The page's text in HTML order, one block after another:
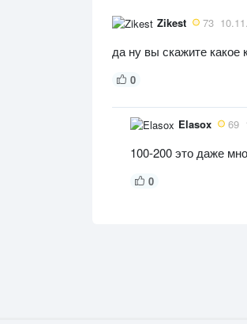
Zikest 73
да ну вы скажите какое
0
Elasox 69
100-200 это даже
0